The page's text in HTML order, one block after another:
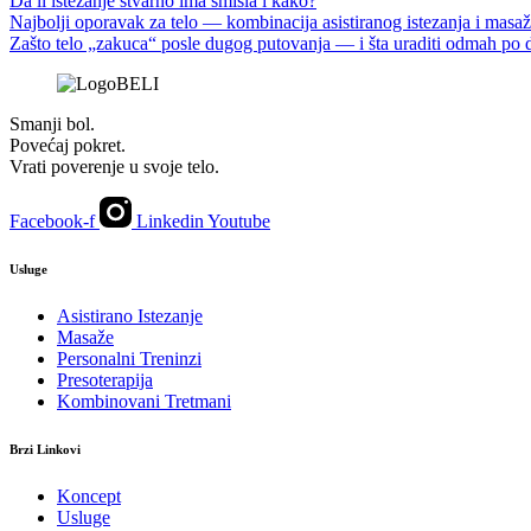
Najbolji oporavak za telo — kombinacija asistiranog istezanja i
Zašto telo „zakuca“ posle dugog putovanja — i šta uraditi odmah po
Smanji bol.
Povećaj pokret.
Vrati poverenje u svoje telo.
Facebook-f Linkedin Youtube
Usluge
Asistirano Istezanje
Masaže
Personalni Treninzi
Presoterapija
Kombinovani Tretmani
Brzi Linkovi
Koncept
Usluge